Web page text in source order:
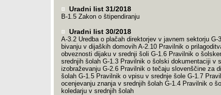
Uradni list 31/2018
B-1.5 Zakon o štipendiranju
Uradni list 30/2018
A-3.2 Uredba o plačah direktorjev v javnem sektorju G-
bivanju v dijaških domovih A-2.10 Pravilnik o
obveznosti dijaku v srednji šoli G-1.6 Pravilnik o
srednjih šolah G-1.3 Pravilnik o šolski dokumentaciji v
izobraževanju G-2.6 Pravilnik o tečaju slovenščine za
šolah G-1.5 Pravilnik o vpisu v srednje šole G-1.7
ocenjevanju znanja v srednjih šolah G-1.4 Pravilnik o
koledarju v srednjih šolah